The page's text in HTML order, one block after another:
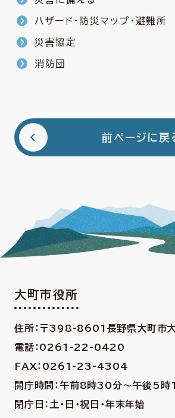
ハザード・防災マップ・避難所
災害協定
消防団
前ページに戻
大町市役所
住所：〒398-8601 長野県大町市
電話：0261-22-0420
FAX：0261-23-4304
開庁時間：午前8時30分〜午後5
閉庁日：土・日・祝日・年末年始